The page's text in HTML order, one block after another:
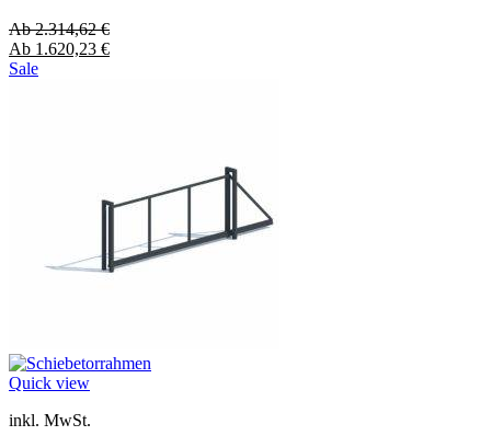
Ab2.314,62€
Ab 1.620,23 €
Sale
Quick view
inkl. MwSt.